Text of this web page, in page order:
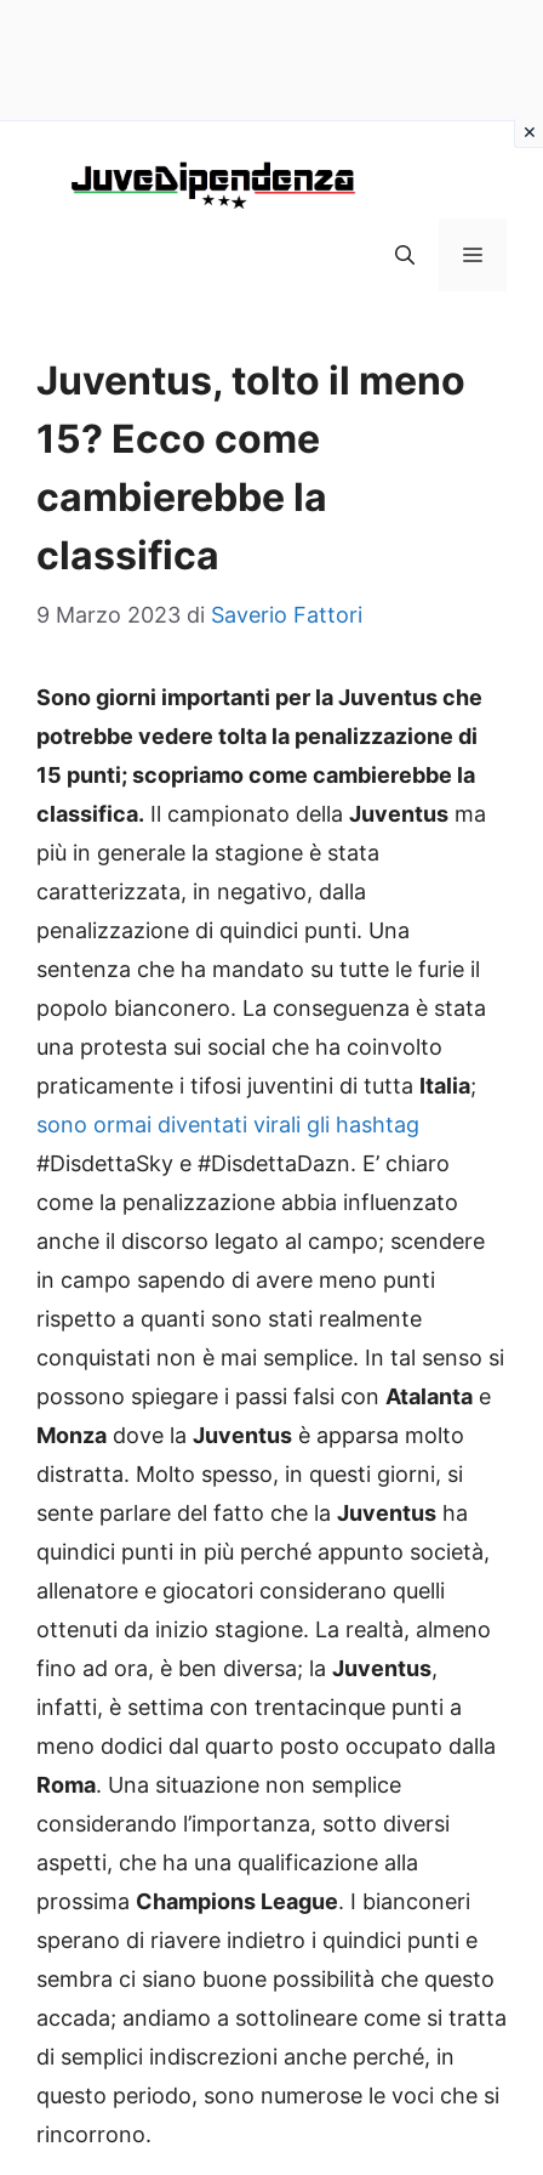
MENU
Juventus, tolto il meno
15? Ecco come
cambierebbe la
classifica
9 Marzo 2023 di Saverio Fattori
Sono giorni importanti per la Juventus che
potrebbe vedere tolta la penalizzazione di
15 punti; scopriamo come cambierebbe la
classifica. Il campionato della Juventus ma
più in generale la stagione è stata
caratterizzata, in negativo, dalla
penalizzazione di quindici punti. Una
sentenza che ha mandato su tutte le furie il
popolo bianconero. La conseguenza è stata
una protesta sui social che ha coinvolto
praticamente i tifosi juventini di tutta Italia;
sono ormai diventati virali gli hashtag
#DisdettaSky e #DisdettaDazn. E’ chiaro
come la penalizzazione abbia influenzato
anche il discorso legato al campo; scendere
in campo sapendo di avere meno punti
rispetto a quanti sono stati realmente
conquistati non è mai semplice. In tal senso si
possono spiegare i passi falsi con Atalanta e
Monza dove la Juventus è apparsa molto
distratta. Molto spesso, in questi giorni, si
sente parlare del fatto che la Juventus ha
quindici punti in più perché appunto società,
allenatore e giocatori considerano quelli
ottenuti da inizio stagione. La realtà, almeno
fino ad ora, è ben diversa; la Juventus,
infatti, è settima con trentacinque punti a
meno dodici dal quarto posto occupato dalla
Roma. Una situazione non semplice
considerando l’importanza, sotto diversi
aspetti, che ha una qualificazione alla
prossima Champions League. I bianconeri
sperano di riavere indietro i quindici punti e
sembra ci siano buone possibilità che questo
accada; andiamo a sottolineare come si tratta
di semplici indiscrezioni anche perché, in
questo periodo, sono numerose le voci che si
rincorrono.